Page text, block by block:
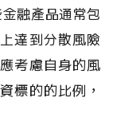
融產品通常包
達到分散風險
考慮自身的風
標的的比例，